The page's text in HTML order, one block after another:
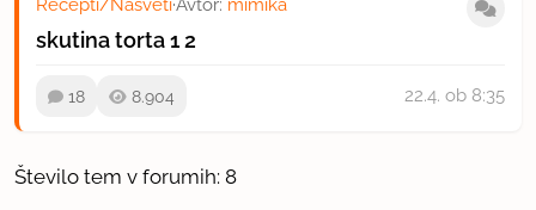
Recepti/Nasveti·Avtor: mimika
skutina torta1 2
18 8.904 22.4. ob 8:35
Število tem v forumih: 8